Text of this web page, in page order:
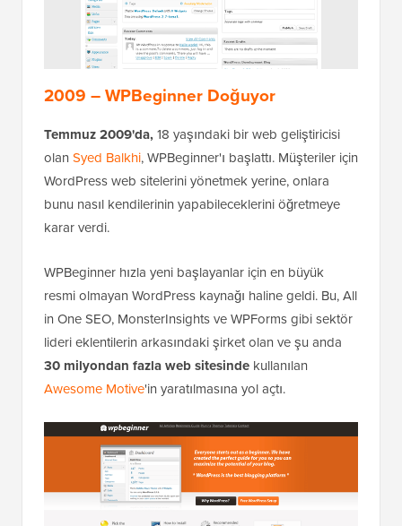
2009 – WPBeginner Doğuyor
Temmuz 2009'da,18 yaşındaki bir web geliştiricisi
olan Syed Balkhi, WPBeginner'ı başlattı. Müşteriler için
WordPress web sitelerini yönetmek yerine, onlara
bunu nasıl kendilerinin yapabileceklerini öğretmeye
karar verdi.
WPBeginner hızla yeni başlayanlar için en büyük
resmi olmayan WordPress kaynağı haline geldi. Bu, All
in One SEO, MonsterInsights ve WPForms gibi sektör
lideri eklentilerin arkasındaki şirket olan ve şu anda
30 milyondan fazla web sitesinde kullanılan
Awesome Motive'in yaratılmasına yol açtı.